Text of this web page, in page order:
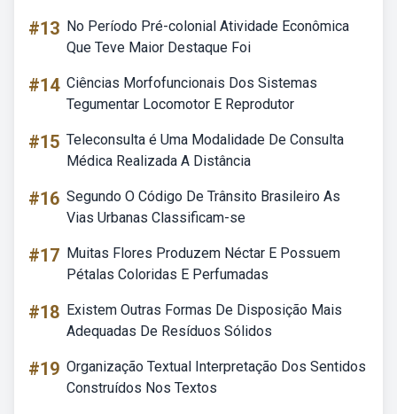
#13 No Período Pré-colonial Atividade Econômica
Que Teve Maior Destaque Foi
#14 Ciências Morfofuncionais Dos Sistemas
Tegumentar Locomotor E Reprodutor
#15 Teleconsulta é Uma Modalidade De Consulta
Médica Realizada A Distância
#16 Segundo O Código De Trânsito Brasileiro As
Vias Urbanas Classificam-se
#17 Muitas Flores Produzem Néctar E Possuem
Pétalas Coloridas E Perfumadas
#18 Existem Outras Formas De Disposição Mais
Adequadas De Resíduos Sólidos
#19 Organização Textual Interpretação Dos Sentidos
Construídos Nos Textos